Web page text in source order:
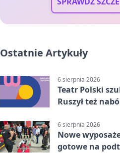
Ostatnie Artykuły
6 sierpnia 2026
Teatr Polski
Ruszył też
6 sierpnia 2026
Nowe
gotowe na